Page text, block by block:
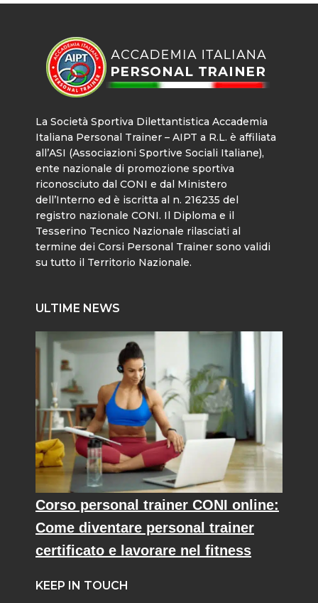
La Società Sportiva Dilettantistica Accademia
Italiana Personal Trainer – AIPT a R.L. è affiliata
all’ASI (Associazioni Sportive Sociali Italiane),
ente nazionale di promozione sportiva
riconosciuto dal CONI e dal Ministero
dell’Interno ed è iscritta al n. 216235 del
registro nazionale CONI. Il Diploma e il
Tesserino Tecnico Nazionale rilasciati al
termine dei Corsi Personal Trainer sono validi
su tutto il Territorio Nazionale.
ULTIME NEWS
Corso personal trainer CONI online:
Come diventare personal trainer
certificato e lavorare nel fitness
KEEP IN TOUCH